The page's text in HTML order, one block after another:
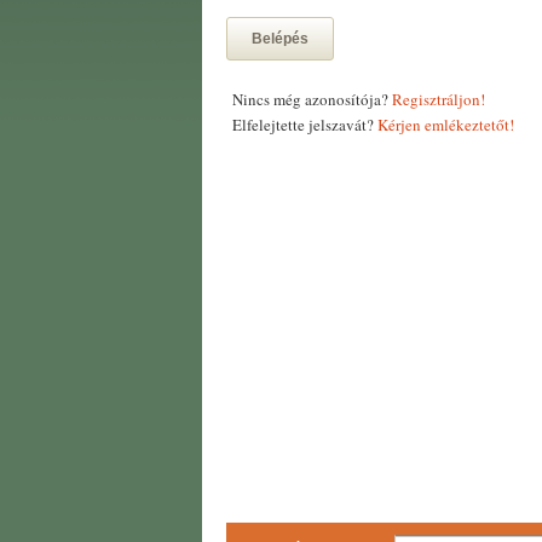
Belépés
Nincs még azonosítója?Regisztráljon!
Elfelejtette jelszavát?Kérjen emlékeztetőt!